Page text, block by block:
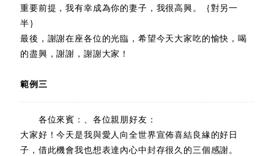
重要前提，我有幸成為你的妻子，我很高興。｛對另一
半｝
最後，謝謝在座各位的光臨，希望今天大家吃的愉快，喝
的盡興，謝謝，謝謝大家！
範例三
各位來賓：、各位親朋好友：
大家好！今天是我與愛人向全世界宣佈喜結良緣的好日
子，借此機會我也想表達內心中封存很久的三個感謝。